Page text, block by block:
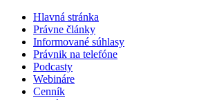
Hlavná stránka
Právne články
Informované súhlasy
Právnik na telefóne
Podcasty
Webináre
Cenník